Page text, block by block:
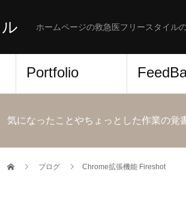
ホームページの救急医フリースタイル
Portfolio
気になったことやちょっとした作業の覚
ブログ Chrome拡張機能 Fireshot